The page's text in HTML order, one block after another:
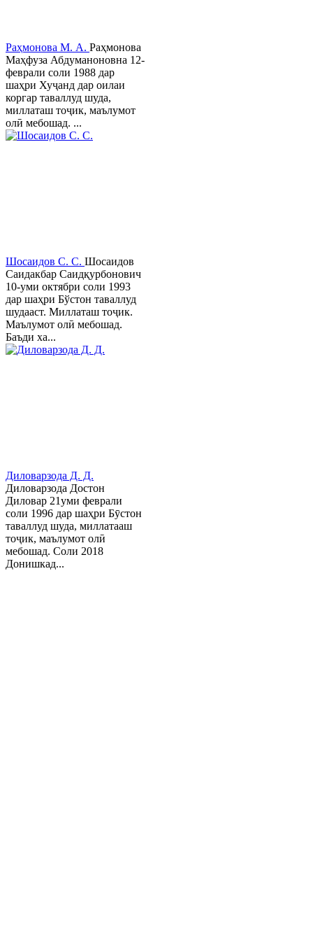
Раҳмонова М. А. Раҳмонова
Маҳфуза Абдуманоновна 12-
феврали соли 1988 дар
шаҳри Хуҷанд дар оилаи
коргар таваллуд шуда,
миллаташ тоҷик, маълумот
олӣ мебошад. ...
Шосаидов С. С. Шосаидов
Саидакбар Саидқурбонович
10-уми октябри соли 1993
дар шаҳри Бўстон таваллуд
шудааст. Миллаташ тоҷик.
Маълумот олӣ мебошад.
Баъди ха...
Диловарзода Д. Д.
Диловарзода Достон
Диловар 21уми феврали
соли 1996 дар шаҳри Бӯстон
таваллуд шуда, миллатааш
тоҷик, маълумот олӣ
мебошад. Соли 2018
Донишкад...